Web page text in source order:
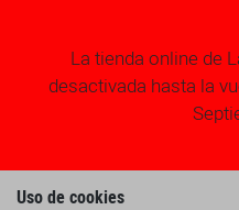
La tienda online de
desactivada hasta la
Uso de cookies